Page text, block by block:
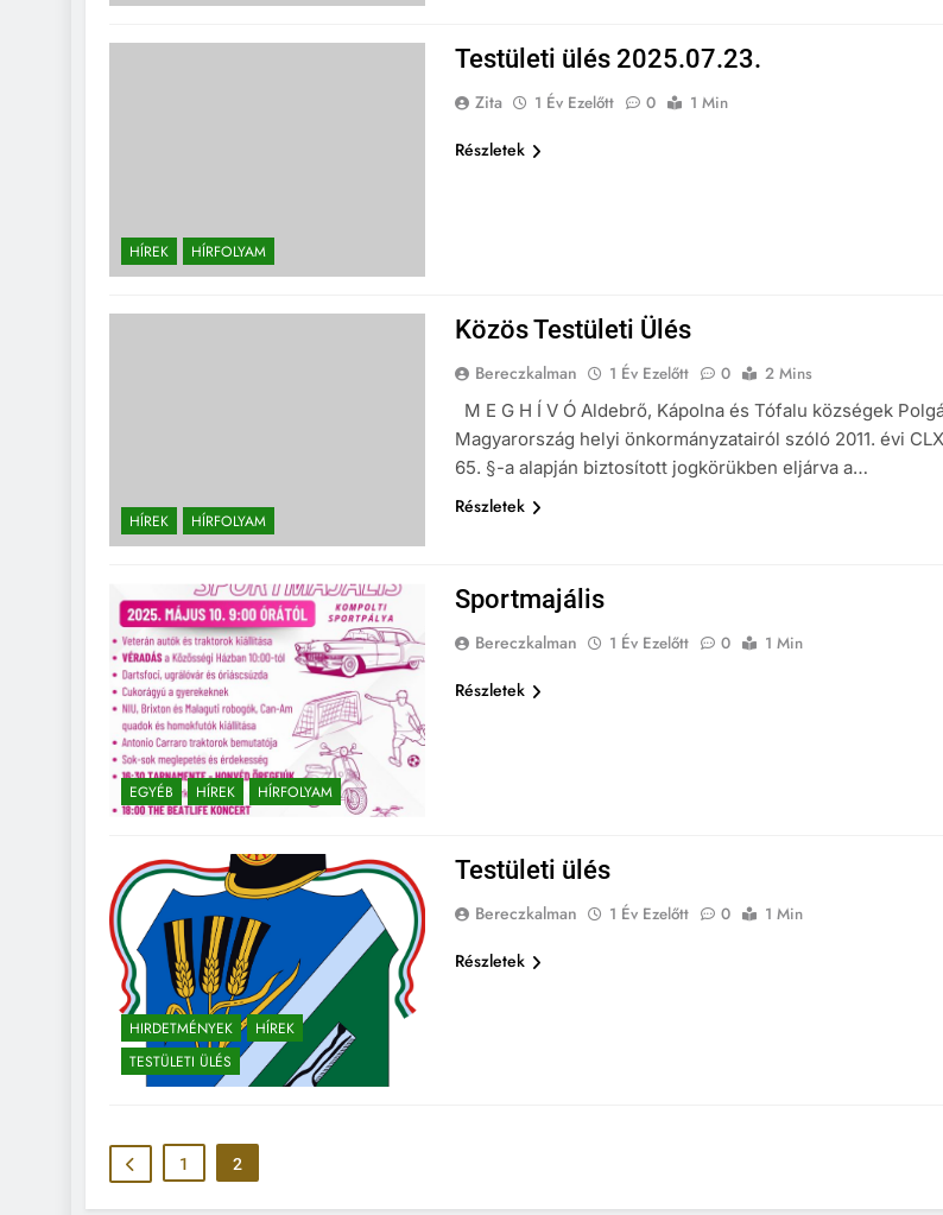
HÍREK HÍRFOLYAM
Testületi ülés 2025.07.23.
Zita 1 Év Ezelőtt 0 1 Min
Részletek
HÍREK HÍRFOLYAM
Közös Testületi Ülés
Bereczkalman 1 Év Ezelőtt 0
2 Mins
M E G H Í V Ó Aldebrő, Kápolna és Tófalu községek
Magyarország helyi önkormányzatairól szóló 2011. évi
65. §-a alapján biztosított jogkörükben eljárva a…
Részletek
EGYÉB HÍREK HÍRFOLYAM
Sportmajális
Bereczkalman 1 Év Ezelőtt 0 1 Min
Részletek
HIRDETMÉNYEK
HÍREK
TESTÜLETI ÜLÉS
Testületi ülés
Bereczkalman 1 Év Ezelőtt 0 1 Min
Részletek
1 2